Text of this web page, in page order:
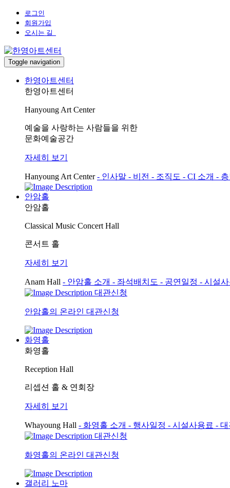
로그인
회원가입
오시는 길
Toggle navigation
한영아트센터
한영아트센터
Hanyoung Art Center
예술을 사랑하는 사람들을 위한
문화예술공간
자세히 보기
Hanyoung Art Center - 인사말 - 비전 - 조직도 - CI 소개 -
안암홀
안암홀
Classical Music Concert Hall
콘서트 홀
자세히 보기
Anam Hall - 안암홀 소개 - 좌석배치도 - 공연일정 - 시설
대관신청
안암홀의 온라인 대관신청
화영홀
화영홀
Reception Hall
리셉션 홀 & 연회장
자세히 보기
Whayoung Hall - 화영홀 소개 - 행사일정 - 시설사용료 -
대관신청
화영홀의 온라인 대관신청
갤러리 노마